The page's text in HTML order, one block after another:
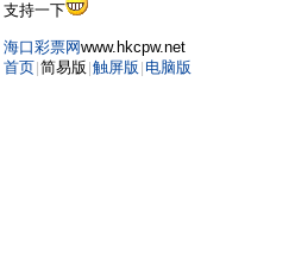
支持一下
海口彩票网www.hkcpw.net
首页 简易版 触屏版 电脑版